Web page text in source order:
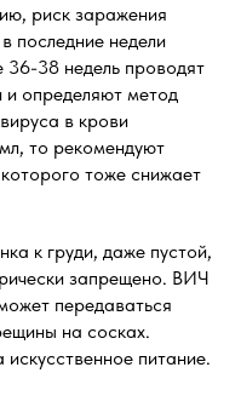
риск заражения
последние недели
38 недель проводят
и определяют метод
в крови
то рекомендуют
тоже снижает
к груди, даже пустой,
запрещено. ВИЧ
передаваться
на сосках.
питание.